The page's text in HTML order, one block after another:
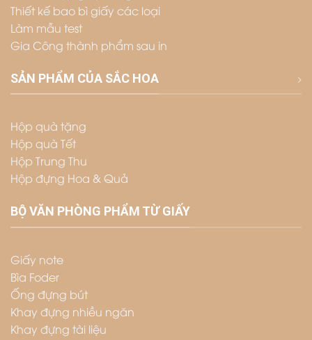
Thiết kế bao bì giấy các loại
Làm mẫu test
Gia Công thành phẩm sau in
SẢN PHẨM CỦA SẮC HOA
Hộp quà tặng
Hộp quà Tết
Hộp Trung Thu
Hộp đựng Hoa & Quả
BỘ VĂN PHÒNG PHẨM TỪ GIẤY
Giấy note
Bìa Foder
Ống đựng bút
Khay đựng nhiều ngăn
Khay đựng tài liệu